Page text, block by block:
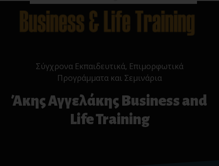
Σύγχρονα Εκπαιδευτικά, Επιμορφωτικά
Προγράμματα και Σεμινάρια
Άκης Αγγελάκης Business and
Life Training